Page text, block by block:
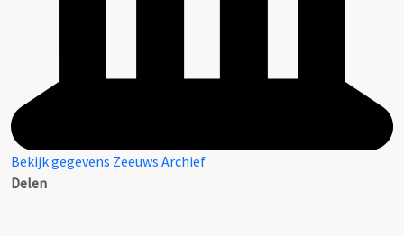
Bekijk gegevens Zeeuws Archief
Delen